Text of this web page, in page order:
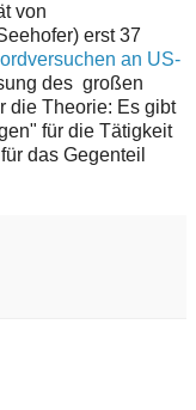
von
erst 37
an US-
des großen
die Theorie: Es gibt
für die Tätigkeit
das Gegenteil